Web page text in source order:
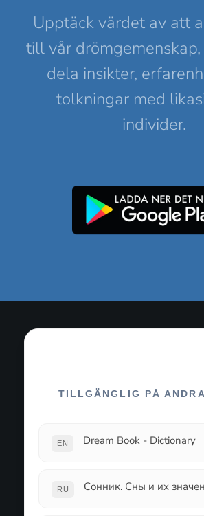
Upptäck värdet av att
till vår
dela insikter,
tolkningar med
individer.
TILLGÄNGLIG PÅ
EN Dream Book - Dictionary
RU Сонник. Сны и их